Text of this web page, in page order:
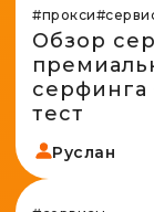
#прокси
Обзор
серфинга
тест
Руслан